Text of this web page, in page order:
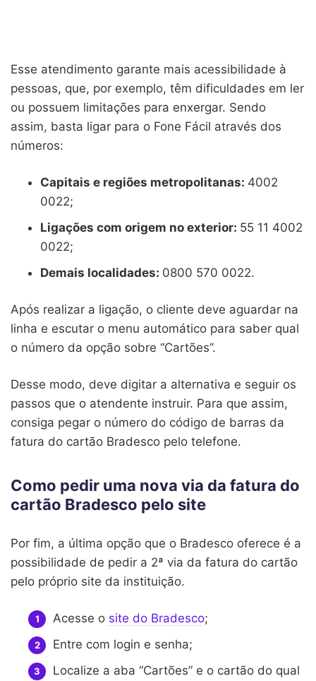
Esse atendimento garante mais acessibilidade à
pessoas, que, por exemplo, têm dificuldades em ler
ou possuem limitações para enxergar. Sendo
assim, basta ligar para o Fone Fácil através dos
números:
Capitais e regiões metropolitanas: 4002
0022;
Ligações com origem no exterior: 55 11 4002
0022;
Demais localidades: 0800 570 0022.
Após realizar a ligação, o cliente deve aguardar na
linha e escutar o menu automático para saber qual
o número da opção sobre “Cartões”.
Desse modo, deve digitar a alternativa e seguir os
passos que o atendente instruir. Para que assim,
consiga pegar o número do código de barras da
fatura do cartão Bradesco pelo telefone.
Como pedir uma nova via da fatura do
cartão Bradesco pelo site
Por fim, a última opção que o Bradesco oferece é a
possibilidade de pedir a 2ª via da fatura do cartão
pelo próprio site da instituição.
Acesse o site do Bradesco;
Entre com login e senha;
Localize a aba “Cartões” e o cartão do qual